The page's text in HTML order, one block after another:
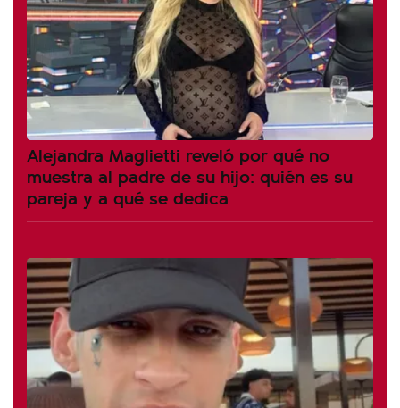
Alejandra Maglietti reveló por qué no
muestra al padre de su hijo: quién es su
pareja y a qué se dedica